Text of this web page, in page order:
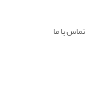
تماس با ما